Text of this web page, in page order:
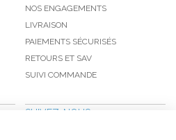
NOS ENGAGEMENTS
LIVRAISON
PAIEMENTS SÉCURISÉS
RETOURS ET SAV
SUIVI COMMANDE
SUIVEZ-NOUS